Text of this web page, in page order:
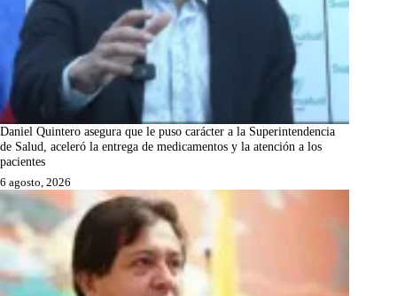
Daniel Quintero asegura que le puso carácter a la Superintendencia
de Salud, aceleró la entrega de medicamentos y la atención a los
pacientes
6 agosto, 2026